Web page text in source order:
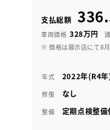
支払総額
車両価格 328万円
※ 価格は展示店にて8
年式 2022年(R4
修復 なし
整備 定期点検整備